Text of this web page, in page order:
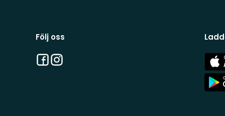
Följ oss
Facebook
Instagram
App
Store
App
Store